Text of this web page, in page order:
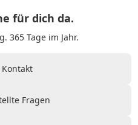
für dich da.
365 Tage im Jahr.
Fragen